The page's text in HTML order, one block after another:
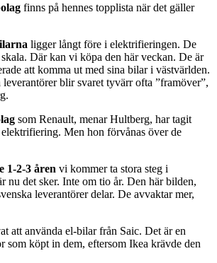
finns på hennes topplista när det gäller
ligger långt före i elektrifieringen. De
Där kan vi köpa den här veckan. De är
att komma ut med sina bilar i västvärlden.
blir svaret tyvärr ofta ”framöver”,
som Renault, menar Hultberg, har tagit
Men hon förvånas över de
1-2-3 åren vi kommer ta stora steg i
nu det sker. Inte om tio år. Den här bilden,
leverantörer delar. De avvaktar mer,
att använda el-bilar från Saic. Det är en
som köpt in dem, eftersom Ikea krävde den